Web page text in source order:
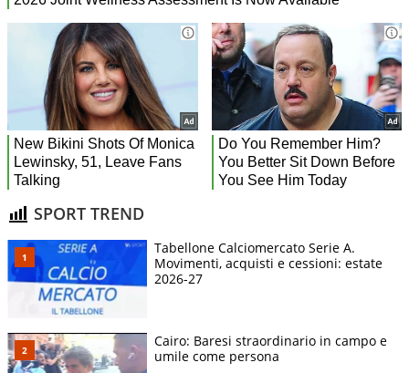
SPORT TREND
Tabellone Calciomercato Serie A.
Movimenti, acquisti e cessioni: estate
2026-27
Cairo: Baresi straordinario in campo e
umile come persona